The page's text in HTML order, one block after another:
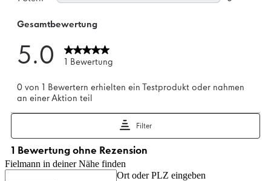
Fielmann in deiner Nähe finden
Ort oder PLZ eingeben